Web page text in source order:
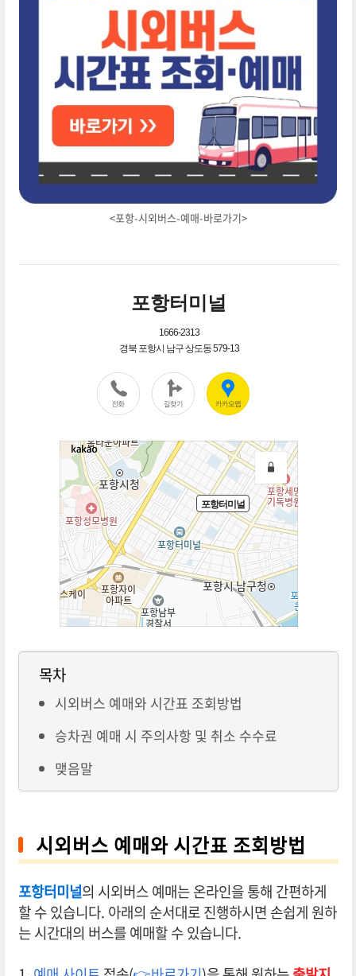
<포항-시외버스-예매-바로가기>
목차
시외버스 예매와 시간표 조회방법
승차권 예매 시 주의사항 및 취소 수수료
맺음말
시외버스 예매와 시간표 조회방법
포항터미널의 시외버스 예매는 온라인을 통해 간편하게
할 수 있습니다. 아래의 순서대로 진행하시면 손쉽게 원하
는 시간대의 버스를 예매할 수 있습니다.